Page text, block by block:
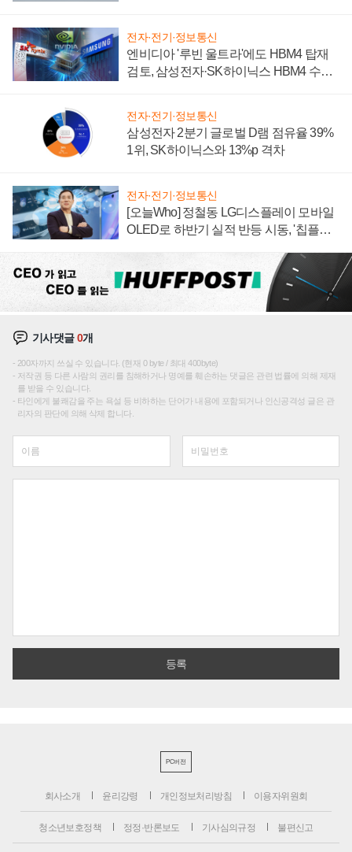
전자·전기·정보통신
엔비디아 '루빈 울트라'에도 HBM4 탑재
검토, 삼성전자·SK하이닉스 HBM4 수율
전자·전기·정보통신
삼성전자 2분기 글로벌 D램 점유율 39%
1위, SK하이닉스와 13%p 격차
전자·전기·정보통신
[오늘Who] 정철동 LG디스플레이 모바일
OLED로 하반기 실적 반등 시동, '칩플레
기사댓글0개
200자까지 쓰실 수 있습니다. (현재 0 byte / 최대 400byte)
저작권 등 다른 사람의 권리를 침해하거나 명예를 훼손하는 댓글은 관련 법률에 의해 제재
를 받을 수 있습니다.
타인에게 불쾌감을 주는 욕설 등 비하하는 단어가 내용에 포함되거나 인신공격성 글은 관
리자의 판단에 의해 삭제 합니다.
PC버전
회사소개 윤리강령 개인정보처리방침 이용자위원회
청소년보호정책 정정·반론보도 기사심의규정 불편신고